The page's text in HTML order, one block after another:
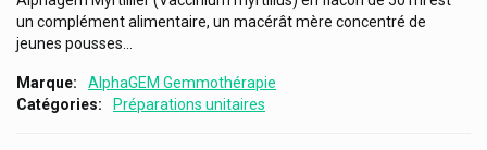
un complément alimentaire, un macérât mère concentré de
jeunes pousses...
Marque
AlphaGEM Gemmothérapie
Catégories
Préparations unitaires